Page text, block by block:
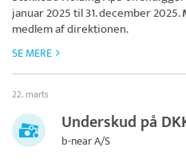
januar 2025 til 31. december 2025.
medlem af direktionen.
SE MERE
22. marts
Underskud på
b-near A/S